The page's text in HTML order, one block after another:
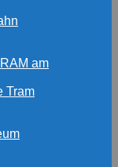
am
Tram